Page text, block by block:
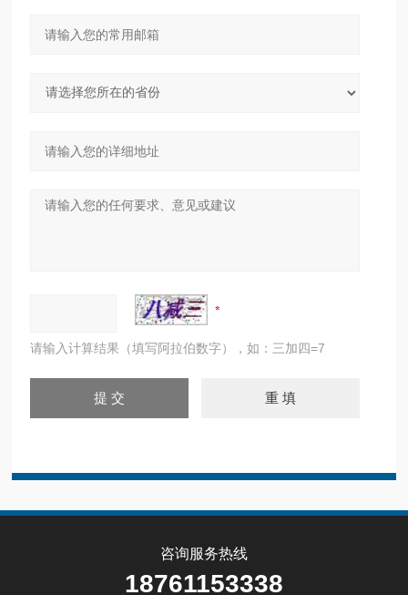
请输入计算结果（填写阿拉伯数字），如：三加四=7
咨询服务热线
18761153338